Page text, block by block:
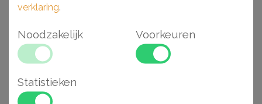
artikelen
verklaring.
Noodzakelijk Voorkeuren
Statistieken